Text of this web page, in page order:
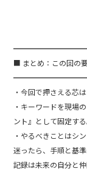
■ まとめ：この回の
・今回で押さえる芯
・キーワードを現場
ント』として固定する
・やるべきことはシ
迷ったら、手順と基
記録は未来の自分と